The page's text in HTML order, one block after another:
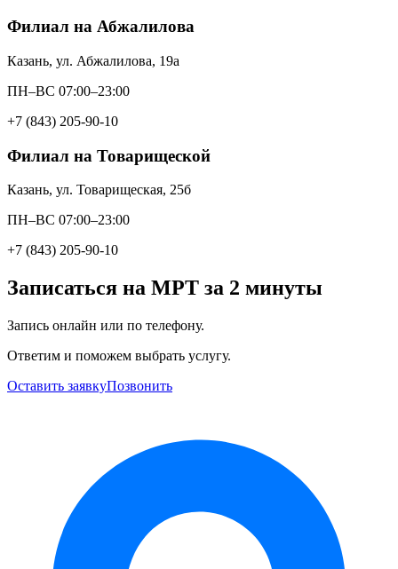
Филиал на Абжалилова
Казань, ул. Абжалилова, 19а
ПН–ВС 07:00–23:00
+7 (843) 205-90-10
Филиал на Товарищеской
Казань, ул. Товарищеская, 25б
ПН–ВС 07:00–23:00
+7 (843) 205-90-10
Записаться на МРТ за 2 минуты
Запись онлайн или по телефону.
Ответим и поможем выбрать услугу.
Оставить заявкуПозвонить